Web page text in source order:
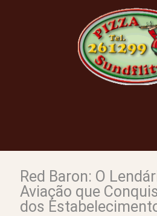
Red Baron: O
Aviação que
dos